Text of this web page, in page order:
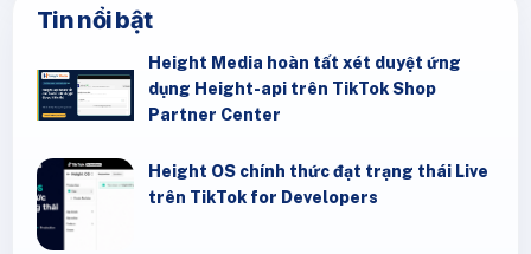
Tin nổi bật
Height Media hoàn tất xét duyệt ứng
dụng Height-api trên TikTok Shop
Partner Center
Height OS chính thức đạt trạng thái Live
trên TikTok for Developers